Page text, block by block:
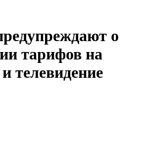
о
тарифов на
телевидение